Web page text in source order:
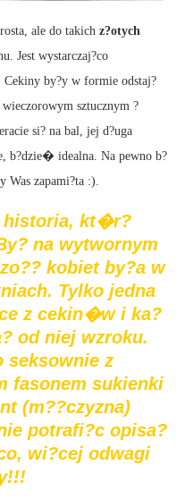
ale do takich z?otych
Jest wystarczaj?co
Cekiny by?y w formie odstaj?
sztucznym ?
si? na bal, jej d?uga
b?dzie� idealna. Na pewno b?
Was zapami?ta :).
historia, kt�r?
na wytwornym
kobiet by?a w
Tylko jedna
z cekin�w i ka?
od niej wzroku.
seksownie z
fasonem sukienki
(m??czyzna)
potrafi?c opisa?
wi?cej odwagi